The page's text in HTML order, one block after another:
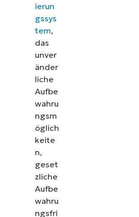
ierun
gssys
tem,
das
unver
änder
liche
Aufbe
wahru
ngsm
öglich
keite
n,
geset
zliche
Aufbe
wahru
ngsfri